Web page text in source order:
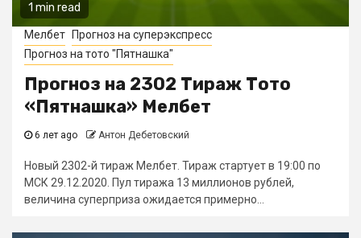
1 min read
Мелбет
Прогноз на суперэкспресс
Прогноз на тото "Пятнашка"
Прогноз на 2302 Тираж Тото
«Пятнашка» Мелбет
6 лет ago Антон Дебетовский
Новый 2302-й тираж Мелбет. Тираж стартует в 19:00 по
МСК 29.12.2020. Пул тиража 13 миллионов рублей,
величина суперприза ожидается примерно...